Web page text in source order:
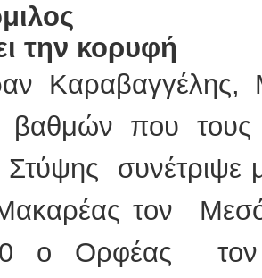
την κορυφή
που τους
συνέτριψε
τον
0 ο Ορφέας τον